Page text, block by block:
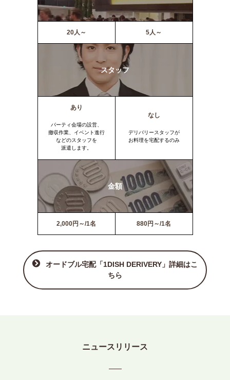
20人～ 5人～
スタッフ
あり
パーティ会場の設営、
撤収作業、イベント進行
などのスタッフを
派遣します。
なし
デリバリースタッフが
お料理を宅配するのみ
金額
2,000円～/1名 880円～/1名
オードブル宅配「1DISH DERIVERY」詳細はこ
ちら
ニュースリリース